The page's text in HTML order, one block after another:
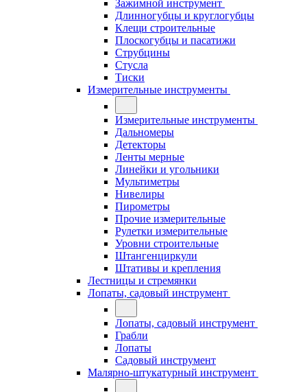
Зажимной инструмент
Длинногубцы и круглогубцы
Клещи строительные
Плоскогубцы и пасатижи
Струбцины
Стусла
Тиски
Измерительные инструменты
Измерительные инструменты
Дальномеры
Детекторы
Ленты мерные
Линейки и угольники
Мультиметры
Нивелиры
Пирометры
Прочие измерительные
Рулетки измерительные
Уровни строительные
Штангенциркули
Штативы и крепления
Лестницы и стремянки
Лопаты, садовый инструмент
Лопаты, садовый инструмент
Грабли
Лопаты
Садовый инструмент
Малярно-штукатурный инструмент